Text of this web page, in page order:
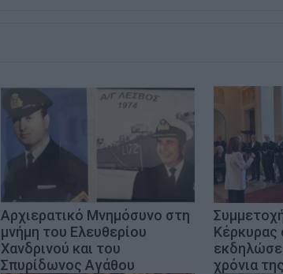
Αρχιερατικό Μνημόσυνο στη
μνήμη του Ελευθερίου
Χανδρινού και του
Σπυρίδωνος Αγάθου
Κέρκυρας
χρόνια